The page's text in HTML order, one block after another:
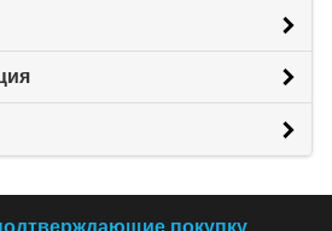
покупку